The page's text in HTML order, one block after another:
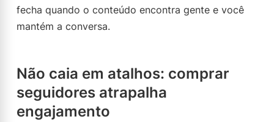
fecha quando o conteúdo encontra gente e você
mantém a conversa.
Não caia em atalhos: comprar
seguidores atrapalha
engajamento